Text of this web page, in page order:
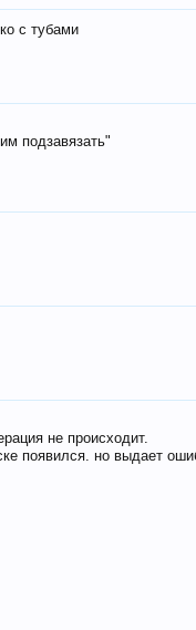
с тубами
подзавязать"
не происходит.
появился. но выдает